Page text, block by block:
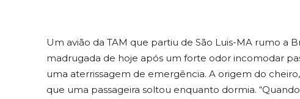
Um avião da TAM que partiu de São Luis-MA rumo a
madrugada de hoje após um forte odor incomodar
uma aterrissagem de emergência. A origem do
que uma passageira soltou enquanto dormia.